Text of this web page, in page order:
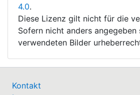
4.0.
Diese Lizenz gilt nicht für die
Sofern nicht anders angegeben
verwendeten Bilder
Kontakt